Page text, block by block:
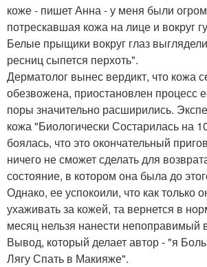
коже - пишет Анна - у меня были
потрескавшая кожа на лице и вокруг
Белые прыщики вокруг глаз
ресниц сыпется перхоть".
Дерматолог вынес вердикт, что кожа
обезвожена, приостановлен процесс
поры значительно расширились.
кожа "Биологически Состарилась на
боялась, что это окончательный
ничего не сможет сделать для
состояние, в котором она была до
Однако, ее успокоили, что как только
ухаживать за кожей, та вернется в
месяц нельзя нанести непоправимый
Вывод, который делает автор - "я
Лягу Спать в Макияже".